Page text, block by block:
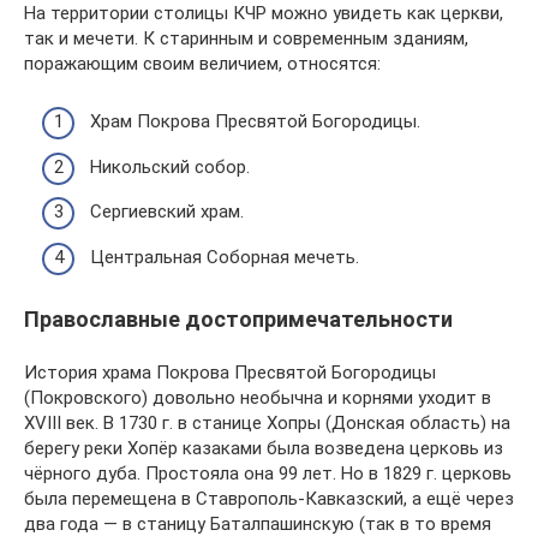
На территории столицы КЧР можно увидеть как церкви,
так и мечети. К старинным и современным зданиям,
поражающим своим величием, относятся:
Храм Покрова Пресвятой Богородицы.
Никольский собор.
Сергиевский храм.
Центральная Соборная мечеть.
Православные достопримечательности
История храма Покрова Пресвятой Богородицы
(Покровского) довольно необычна и корнями уходит в
XVIII век. В 1730 г. в станице Хопры (Донская область) на
берегу реки Хопёр казаками была возведена церковь из
чёрного дуба. Простояла она 99 лет. Но в 1829 г. церковь
была перемещена в Ставрополь-Кавказский, а ещё через
два года — в станицу Баталпашинскую (так в то время